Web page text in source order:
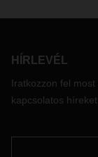
HÍRLEVÉL
Iratkozzon fel
kapcsolatos híreket